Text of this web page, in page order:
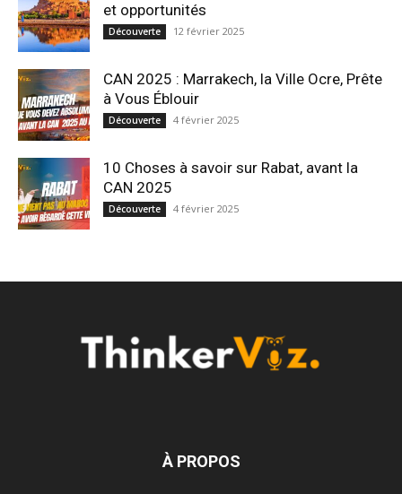
et opportunités
Découverte 12 février 2025
CAN 2025 : Marrakech, la Ville Ocre, Prête
à Vous Éblouir
Découverte 4 février 2025
10 Choses à savoir sur Rabat, avant la
CAN 2025
Découverte 4 février 2025
À PROPOS